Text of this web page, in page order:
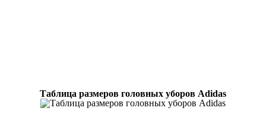
Таблица размеров головных уборов Adidas